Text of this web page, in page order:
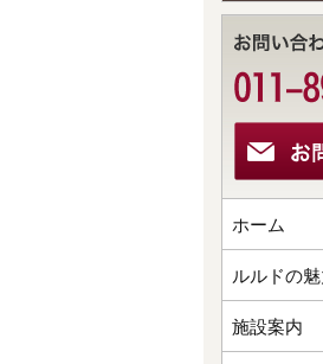
ホーム
ルルドの魅
施設案内